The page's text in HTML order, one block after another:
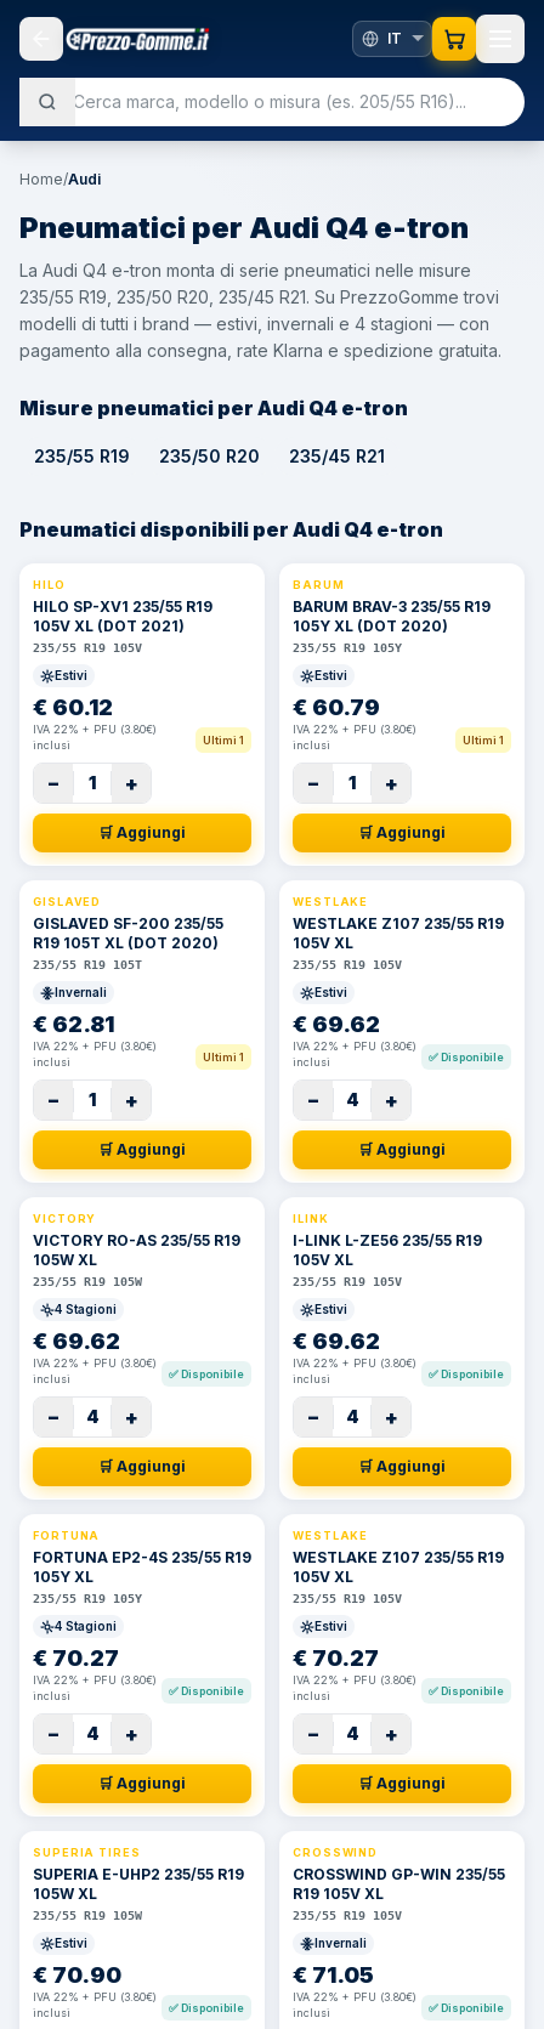
Home/Audi
Pneumatici per Audi Q4 e-tron
La Audi Q4 e-tron monta di serie pneumatici nelle misure
235/55 R19, 235/50 R20, 235/45 R21. Su PrezzoGomme trovi
modelli di tutti i brand — estivi, invernali e 4 stagioni — con
pagamento alla consegna, rate Klarna e spedizione gratuita.
Misure pneumatici per Audi Q4 e-tron
235/55 R19 235/50 R20 235/45 R21
Pneumatici disponibili per Audi Q4 e-tron
HILO
HILO SP-XV1 235/55 R19
105V XL (DOT 2021)
235/55 R19 105V
Estivi
€ 60.12
IVA 22% + PFU (3.80€)
inclusi
Ultimi 1
− 1 +
🛒 Aggiungi
BARUM
BARUM BRAV-3 235/55 R19
105Y XL (DOT 2020)
235/55 R19 105Y
Estivi
€ 60.79
IVA 22% + PFU (3.80€)
inclusi
Ultimi 1
− 1 +
🛒 Aggiungi
GISLAVED
GISLAVED SF-200 235/55
R19 105T XL (DOT 2020)
235/55 R19 105T
Invernali
€ 62.81
IVA 22% + PFU (3.80€)
inclusi
Ultimi 1
− 1 +
🛒 Aggiungi
WESTLAKE
WESTLAKE Z107 235/55 R19
105V XL
235/55 R19 105V
Estivi
€ 69.62
IVA 22% + PFU (3.80€)
inclusi
✅Disponibile
− 4 +
🛒 Aggiungi
VICTORY
VICTORY RO-AS 235/55 R19
105W XL
235/55 R19 105W
4 Stagioni
€ 69.62
IVA 22% + PFU (3.80€)
inclusi
✅Disponibile
− 4 +
🛒 Aggiungi
ILINK
I-LINK L-ZE56 235/55 R19
105V XL
235/55 R19 105V
Estivi
€ 69.62
IVA 22% + PFU (3.80€)
inclusi
✅Disponibile
− 4 +
🛒 Aggiungi
FORTUNA
FORTUNA EP2-4S 235/55 R19
105Y XL
235/55 R19 105Y
4 Stagioni
€ 70.27
IVA 22% + PFU (3.80€)
inclusi
✅Disponibile
− 4 +
🛒 Aggiungi
WESTLAKE
WESTLAKE Z107 235/55 R19
105V XL
235/55 R19 105V
Estivi
€ 70.27
IVA 22% + PFU (3.80€)
inclusi
✅Disponibile
− 4 +
🛒 Aggiungi
SUPERIA TIRES
SUPERIA E-UHP2 235/55 R19
105W XL
235/55 R19 105W
Estivi
€ 70.90
IVA 22% + PFU (3.80€)
inclusi
✅Disponibile
CROSSWIND
CROSSWIND GP-WIN 235/55
R19 105V XL
235/55 R19 105V
Invernali
€ 71.05
IVA 22% + PFU (3.80€)
inclusi
✅Disponibile